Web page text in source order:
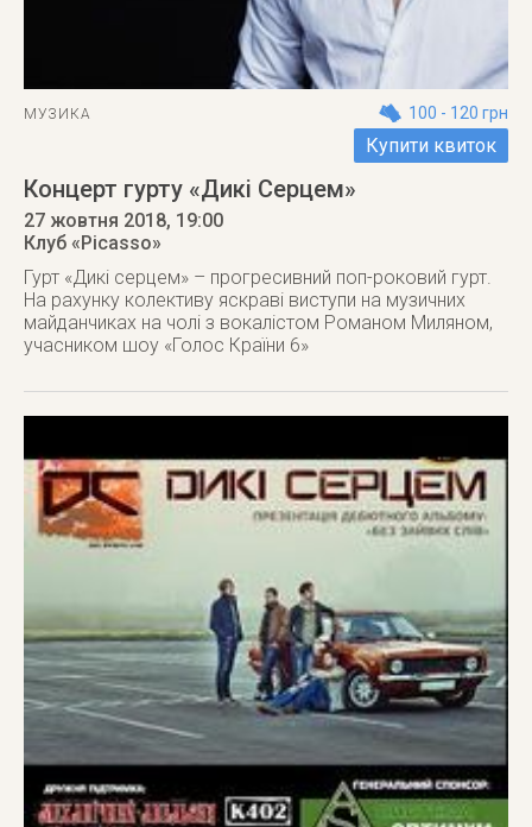
МУЗИКА 100 - 120 грн
Купити квиток
Концерт гурту «Дикі Серцем»
27 жовтня 2018, 19:00
Клуб «Picasso»
Гурт «Дикі серцем» – прогресивний поп-роковий гурт.
На рахунку колективу яскраві виступи на музичних
майданчиках на чолі з вокалістом Романом Миляном,
учасником шоу «Голос Країни 6»